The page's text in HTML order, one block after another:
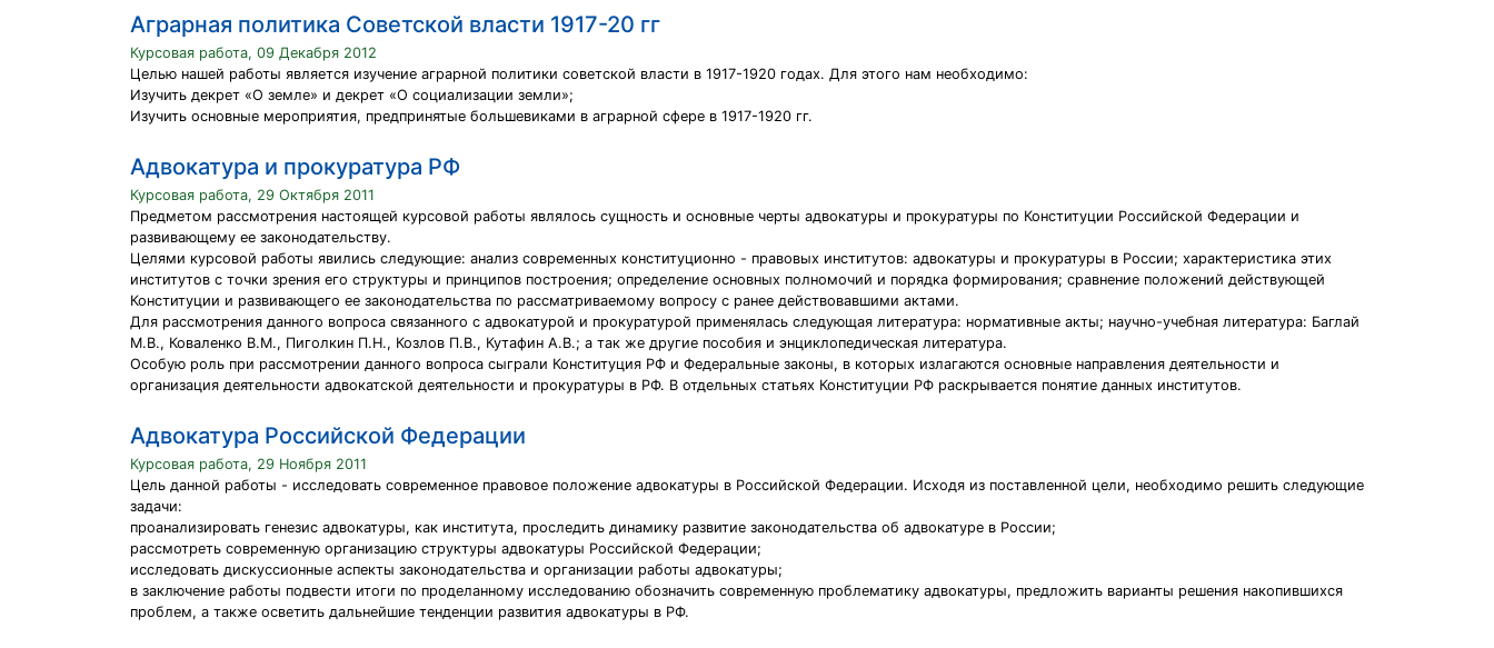
Аграрная политика Советской власти 1917-20 гг
Курсовая работа, 09 Декабря 2012
Целью нашей работы является изучение аграрной политики советской власти в 1917-1920 годах. Для этого нам необходимо:
Изучить декрет «О земле» и декрет «О социализации земли»;
Изучить основные мероприятия, предпринятые большевиками в аграрной сфере в 1917-1920 гг.
Адвокатура и прокуратура РФ
Курсовая работа, 29 Октября 2011
Предметом рассмотрения настоящей курсовой работы являлось сущность и основные черты адвокатуры и прокуратуры по Конституции Российской Федерации и
развивающему ее законодательству.
Целями курсовой работы явились следующие: анализ современных конституционно - правовых институтов: адвокатуры и прокуратуры в России; характеристика этих
институтов с точки зрения его структуры и принципов построения; определение основных полномочий и порядка формирования; сравнение положений действующей
Конституции и развивающего ее законодательства по рассматриваемому вопросу с ранее действовавшими актами.
Для рассмотрения данного вопроса связанного с адвокатурой и прокуратурой применялась следующая литература: нормативные акты; научно-учебная литература: Баглай
М.В., Коваленко В.М., Пиголкин П.Н., Козлов П.В., Кутафин А.В.; а так же другие пособия и энциклопедическая литература.
Особую роль при рассмотрении данного вопроса сыграли Конституция РФ и Федеральные законы, в которых излагаются основные направления деятельности и
организация деятельности адвокатской деятельности и прокуратуры в РФ. В отдельных статьях Конституции РФ раскрывается понятие данных институтов.
Адвокатура Российской Федерации
Курсовая работа, 29 Ноября 2011
Цель данной работы - исследовать современное правовое положение адвокатуры в Российской Федерации. Исходя из поставленной цели, необходимо решить следующие
задачи:
проанализировать генезис адвокатуры, как института, проследить динамику развитие законодательства об адвокатуре в России;
рассмотреть современную организацию структуры адвокатуры Российской Федерации;
исследовать дискуссионные аспекты законодательства и организации работы адвокатуры;
в заключение работы подвести итоги по проделанному исследованию обозначить современную проблематику адвокатуры, предложить варианты решения накопившихся
проблем, а также осветить дальнейшие тенденции развития адвокатуры в РФ.